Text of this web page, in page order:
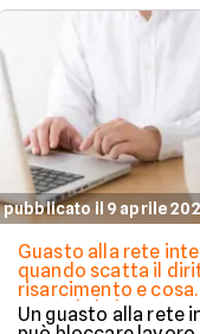
pubblicato il 9 aprile
Guasto alla rete
quando scatta il
risarcimento e cosa
prevede la legge
Un guasto alla rete